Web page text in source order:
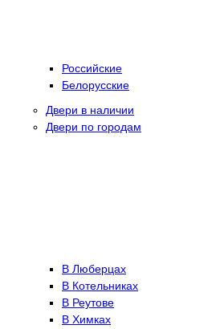
Российские
Белорусские
Двери в наличии
Двери по городам
В Люберцах
В Котельниках
В Реутове
В Химках